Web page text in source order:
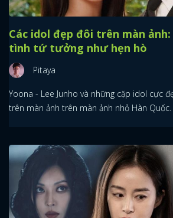
Các idol đẹp đôi trên màn ảnh:
tình tứ tưởng như hẹn hò
Pitaya
Yoona - Lee Junho và những cặp idol cực
trên màn ảnh trên màn ảnh nhỏ Hàn Quốc.